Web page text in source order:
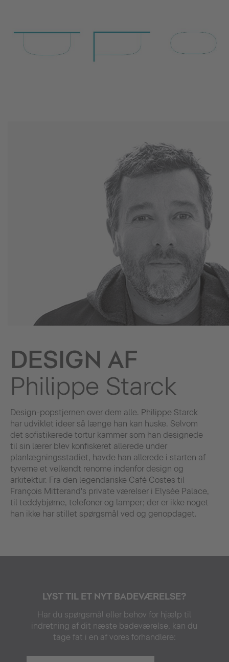
DESIGN AF
Philippe Starck
Design-popstjernen over dem alle. Philippe Starck
har udviklet ideer så længe han kan huske. Selvom
det sofistikerede tortur kammer som han designede
til sin lærer blev konfiskeret allerede under
planlægningsstadiet, havde han allerede i starten af
tyverne et velkendt renome indenfor design og
arkitektur. Fra den legendariske Café Costes til
François Mitterand's private værelser i Elysée Palace,
til teddybjørne, telefoner og lamper; der er ikke noget
han ikke har stillet spørgsmål ved og genopdaget.
LYST TIL ET NYT BADEVÆRELSE?
Har du spørgsmål eller behov for hjælp til
indretning af dit næste badeværelse, kan du
tage fat i en af vores forhandlere: